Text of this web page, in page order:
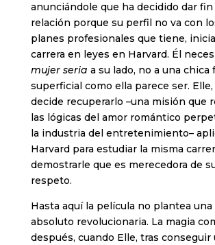
anunciándole que ha decidido dar fin
relación porque su perfil no va con
planes profesionales que tiene,
carrera en leyes en Harvard. Él
mujer seria a su lado, no a una chica
superficial como ella parece ser.
decide recuperarlo –una misión que
las lógicas del amor romántico
la industria del entretenimiento–
Harvard para estudiar la misma
demostrarle que es merecedora de
respeto.
Hasta aquí la película no plantea una
absoluto revolucionaria. La magia
después, cuando Elle, tras conseguir